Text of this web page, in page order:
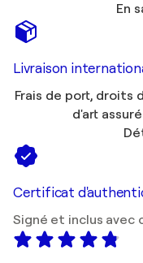
En
Livraison
Frais de port, droits
d'art
Certificat
Signé et inclus avec